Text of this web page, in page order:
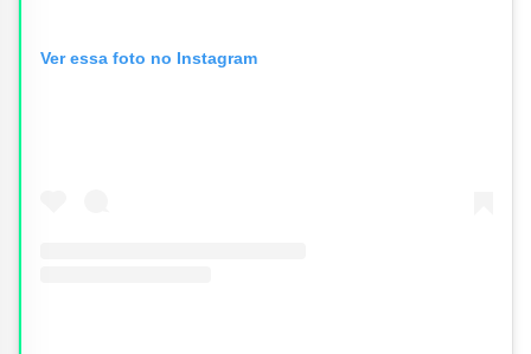
Ver essa foto no Instagram